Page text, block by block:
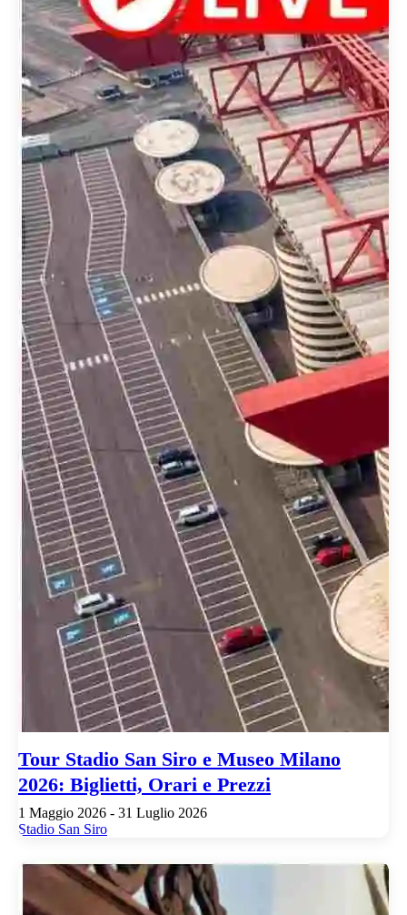
Tour Stadio San Siro e Museo Milano
2026: Biglietti, Orari e Prezzi
1 Maggio 2026 - 31 Luglio 2026
Stadio San Siro